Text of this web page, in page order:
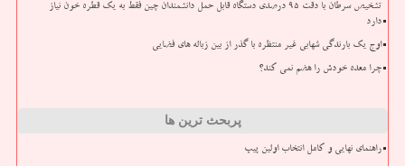
تشخیص سرطان با دقت ۹۵ درصدی دستگاه قابل حمل دانشمندان چین فقط به یک قطره خون نیاز
دارد
اوج یک بارندگی شهابی غیر منتظره با گذر از بین زباله های فضایی
چرا معده خودش را هضم نمی کند؟
پربحث ترین ها
راهنمای نهایی و کامل انتخاب اولین پیپ